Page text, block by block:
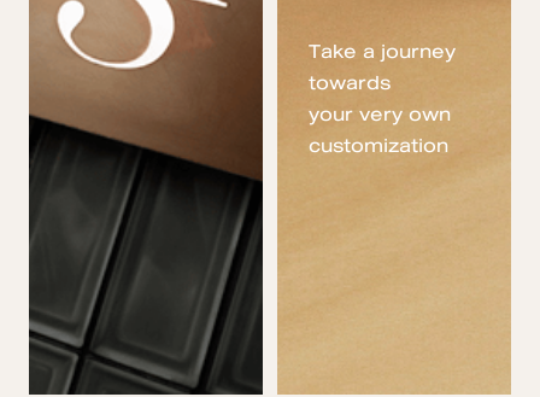
Take a journey
towards
your very own
customization